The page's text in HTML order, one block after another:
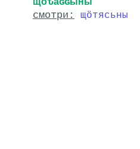
смотри: щӧтясьны